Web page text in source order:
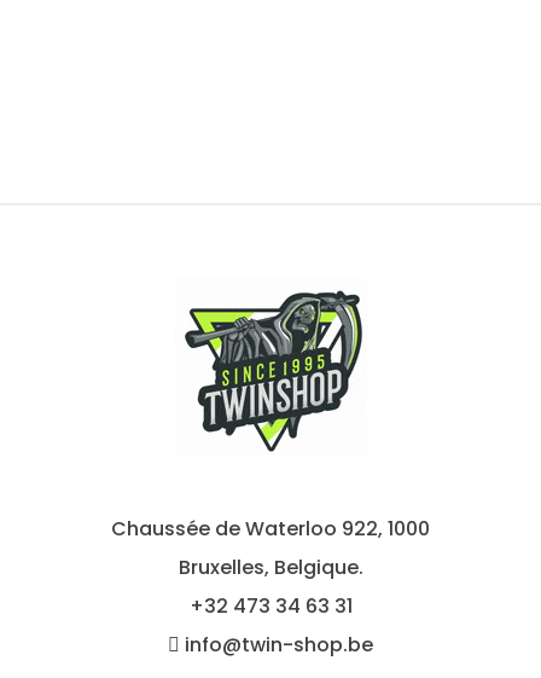
Chaussée de Waterloo 922, 1000
Bruxelles, Belgique.
+32 473 34 63 31
info@twin-shop.be